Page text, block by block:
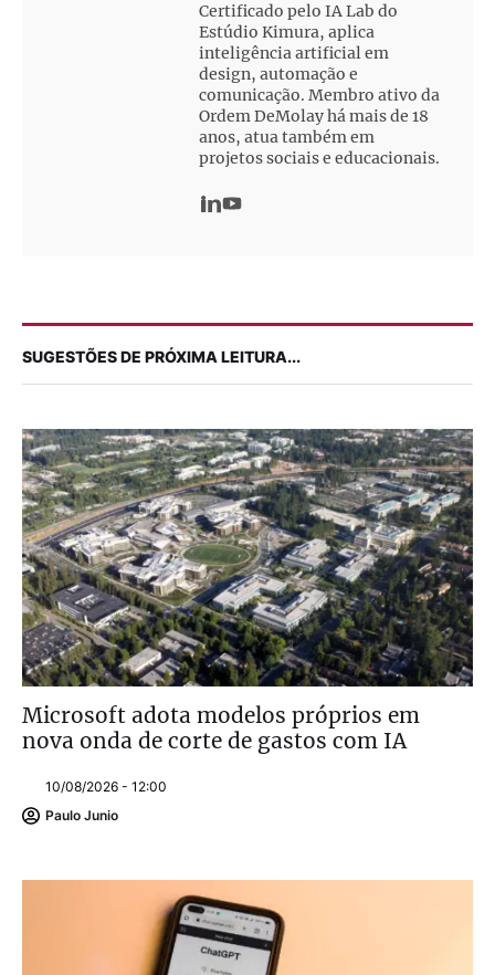
Certificado pelo IA Lab do
Estúdio Kimura, aplica
inteligência artificial em
design, automação e
comunicação. Membro ativo da
Ordem DeMolay há mais de 18
anos, atua também em
projetos sociais e educacionais.
SUGESTÕES DE PRÓXIMA LEITURA...
Microsoft adota modelos próprios em
nova onda de corte de gastos com IA
10/08/2026 - 12:00
Paulo Junio